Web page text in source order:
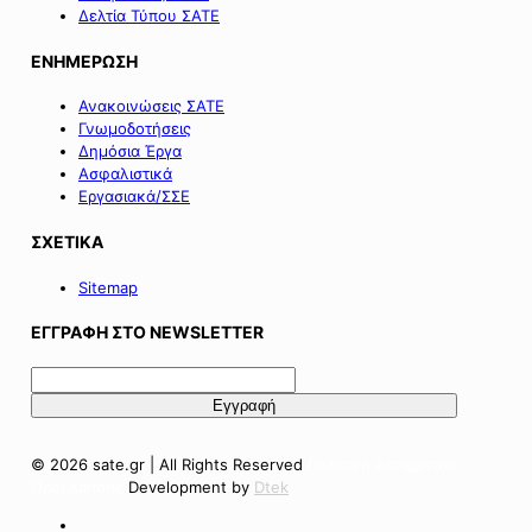
Δελτία Τύπου ΣΑΤΕ
ΕΝΗΜΕΡΩΣΗ
Ανακοινώσεις ΣΑΤΕ
Γνωμοδοτήσεις
Δημόσια Έργα
Ασφαλιστικά
Εργασιακά/ΣΣΕ
ΣΧΕΤΙΚΑ
Sitemap
ΕΓΓΡΑΦΗ ΣΤΟ NEWSLETTER
© 2026 sate.gr | All Rights Reserved
Development by Dtek